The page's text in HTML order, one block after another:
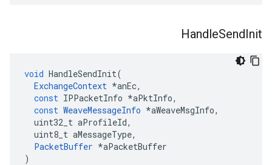
HandleSendInit
void HandleSendInit(
ExchangeContext *anEc,
const IPPacketInfo *aPktInfo,
const WeaveMessageInfo *aWeaveMsgInfo,
uint32_t aProfileId,
uint8_t aMessageType,
PacketBuffer *aPacketBuffer
)